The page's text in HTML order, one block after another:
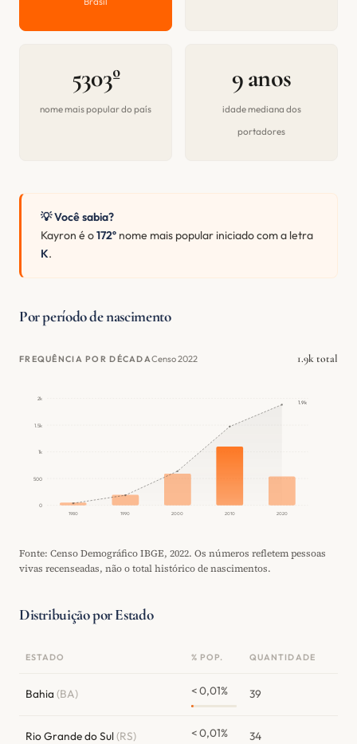
5303º
nome mais popular do país
9 anos
idade mediana dos
portadores
💡 Você sabia?
Kayron é o172º nome mais popular iniciado com a letra
K.
Por período de nascimento
FREQUÊNCIA POR DÉCADACenso 2022 1.9k total
0
500
1k
1.5k
2k
1980 1990 2000 2010 2020
1.9k
Fonte: Censo Demográfico IBGE, 2022. Os números refletem pessoas
vivas recenseadas, não o total histórico de nascimentos.
Distribuição por Estado
ESTADO % POP. QUANTIDADE
Bahia (BA) < 0,01% 39
Rio Grande do Sul(RS) < 0,01% 34